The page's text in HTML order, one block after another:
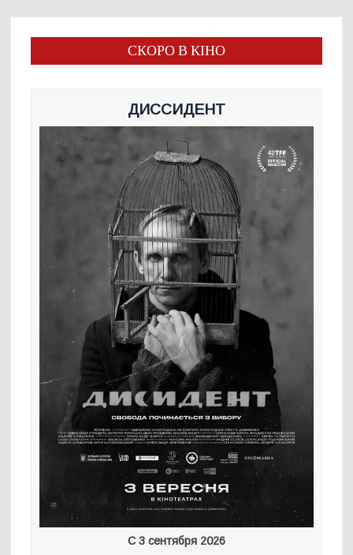
СКОРО В КІНО
ДИССИДЕНТ
С 3 сентября 2026